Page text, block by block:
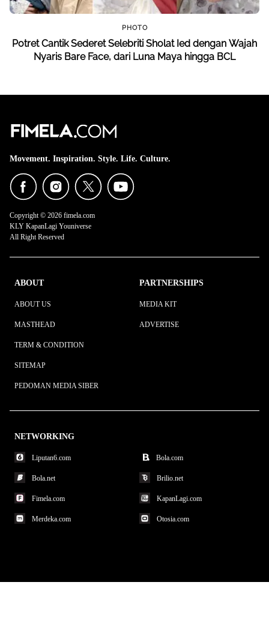
PHOTO
Potret Cantik Sederet Selebriti Sholat Ied dengan Wajah
Nyaris Bare Face, dari Luna Maya hingga BCL
Movement. Inspiration. Style. Life. Culture.
Copyright © 2026 fimela.com
KLY KapanLagi Youniverse
All Right Reserved
ABOUT
ABOUT US
MASTHEAD
TERM & CONDITION
SITEMAP
PEDOMAN MEDIA SIBER
PARTNERSHIPS
MEDIA KIT
ADVERTISE
NETWORKING
Liputan6.com Bola.com
Bola.net Brilio.net
Fimela.com KapanLagi.com
Merdeka.com Otosia.com